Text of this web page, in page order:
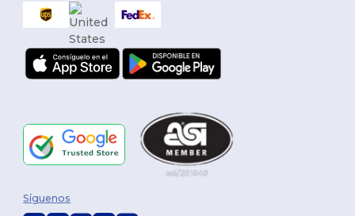
Síguenos